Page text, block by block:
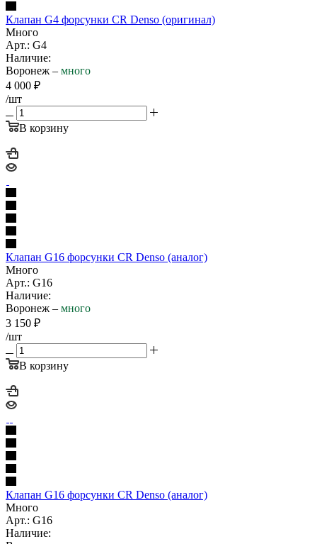
Клапан G4 форсунки CR Denso (оригинал)
Много
Арт.: G4
Наличие:
Воронеж – много
4 000 ₽
/шт
В корзину
Клапан G16 форсунки CR Denso (аналог)
Много
Арт.: G16
Наличие:
Воронеж – много
3 150 ₽
/шт
В корзину
Клапан G16 форсунки CR Denso (аналог)
Много
Арт.: G16
Наличие: